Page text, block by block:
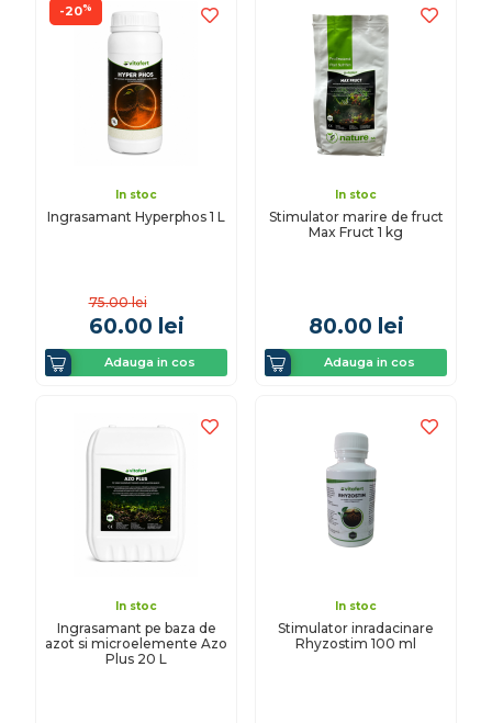
-20%
In stoc
Ingrasamant Hyperphos 1 L
75.00 lei
60.00 lei
Adauga in cos
In stoc
Stimulator marire de fruct
Max Fruct 1 kg
80.00 lei
Adauga in cos
In stoc
Ingrasamant pe baza de
azot si microelemente Azo
Plus 20 L
In stoc
Stimulator inradacinare
Rhyzostim 100 ml